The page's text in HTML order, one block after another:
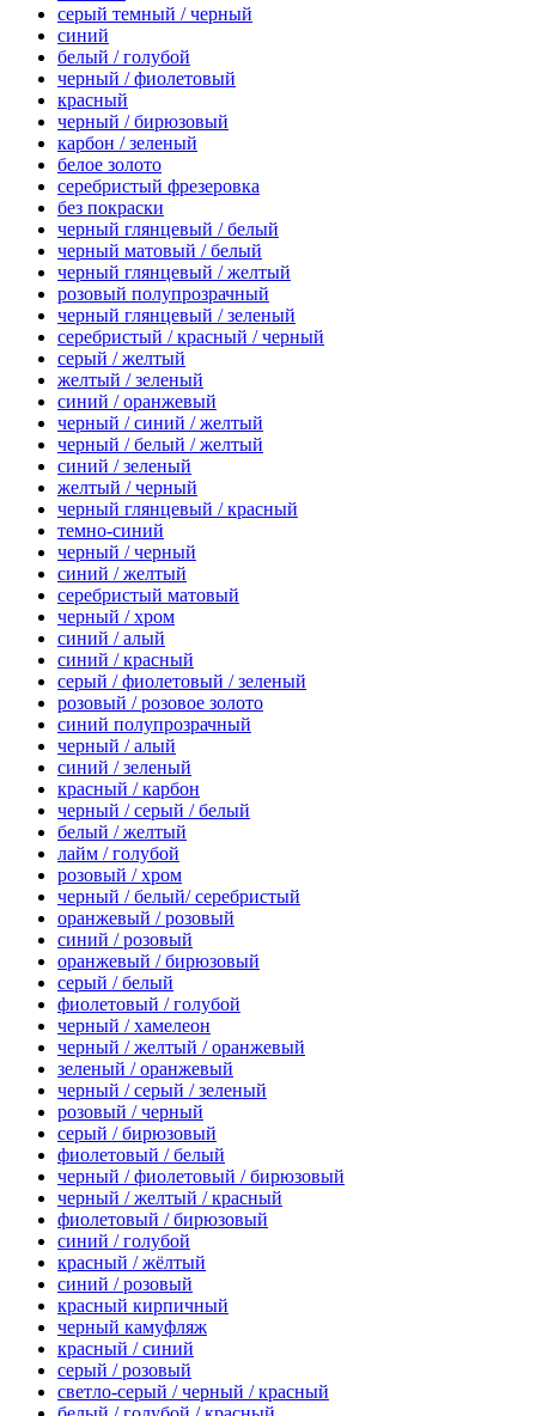
серый темный / черный
синий
белый / голубой
черный / фиолетовый
красный
черный / бирюзовый
карбон / зеленый
белое золото
серебристый фрезеровка
без покраски
черный глянцевый / белый
черный матовый / белый
черный глянцевый / желтый
розовый полупрозрачный
черный глянцевый / зеленый
серебристый / красный / черный
серый / желтый
желтый / зеленый
синий / оранжевый
черный / синий / желтый
черный / белый / желтый
синий / зеленый
желтый / черный
черный глянцевый / красный
темно-синий
черный / черный
синий / желтый
серебристый матовый
черный / хром
синий / алый
синий / красный
серый / фиолетовый / зеленый
розовый / розовое золото
синий полупрозрачный
черный / алый
синий / зеленый
красный / карбон
черный / серый / белый
белый / желтый
лайм / голубой
розовый / хром
черный / белый/ серебристый
оранжевый / розовый
синий / розовый
оранжевый / бирюзовый
серый / белый
фиолетовый / голубой
черный / хамелеон
черный / желтый / оранжевый
зеленый / оранжевый
черный / серый / зеленый
розовый / черный
серый / бирюзовый
фиолетовый / белый
черный / фиолетовый / бирюзовый
черный / желтый / красный
фиолетовый / бирюзовый
синий / голубой
красный / жёлтый
синий / розовый
красный кирпичный
черный камуфляж
красный / синий
серый / розовый
светло-серый / черный / красный